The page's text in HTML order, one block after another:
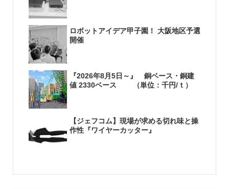
ロボットアイデア甲子園！ 大阪地区予選
開催
『2026年8月5日～』 銅ベース・銅建
値 2330ベース （単位：千円/ｔ）
【ジェフコム】現場が求める切れ味と操
作性『ワイヤーカッター』